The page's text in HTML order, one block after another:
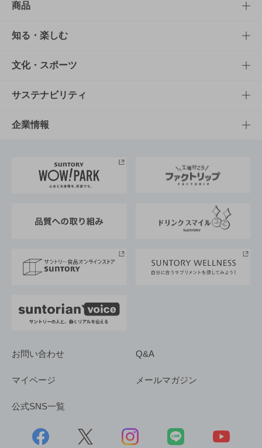
商品
商品TOP
商品一覧
商品発売情報
栄養成分一覧
知る・楽しむ
知る・楽しむTOP
キャンペーン
工場見学
地域情報
文化・スポーツ
文化・スポーツTOP
サントリーホール
サントリーサンバーズ大阪
サステナビリティ
サステナビリティTOP
サントリーが考えるサステナビリティ経営
企業情報
企業概要
採用情報
お問い合わせ Q&A
マイページ メールマガジン
公式SNS一覧